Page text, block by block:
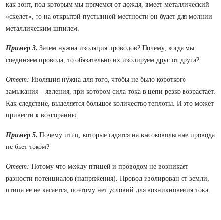
как зонт, под которым мы прячемся от дождя, имеет металлический
«скелет», то на открытой пустынной местности он будет для молнии
металлическим шпилем.
Пример 3. Зачем нужна изоляция проводов? Почему, когда мы
соединяем провода, то обязательно их изолируем друг от друга?
Ответ: Изоляция нужна для того, чтобы не было короткого
замыкания – явления, при котором сила тока в цепи резко возрастает.
Как следствие, выделяется большое количество теплоты. И это может
привести к возгоранию.
Пример 5. Почему птиц, которые садятся на высоковольтные провода
не бьет током?
Ответ: Потому что между птицей и проводом не возникает
разности потенциалов (напряжения). Провод изолирован от земли,
птица ее не касается, поэтому нет условий для возникновения тока.